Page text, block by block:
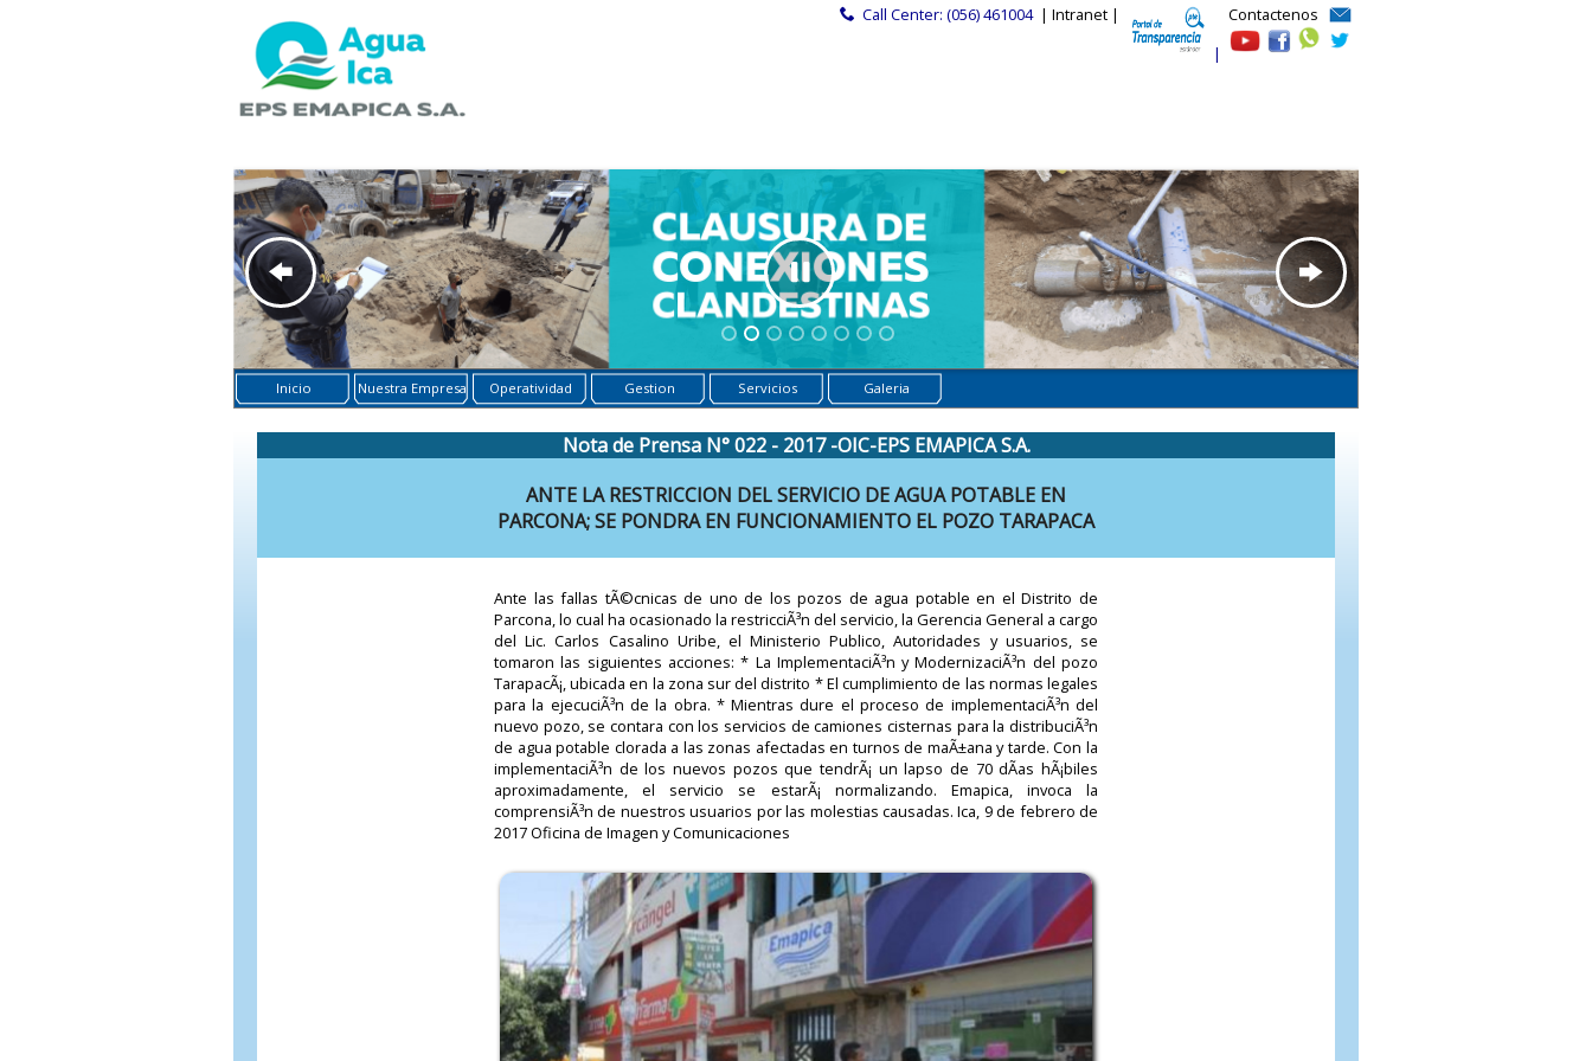
Call Center: (056) 461004 | Intranet |
|
Contactenos
Inicio Nuestra Empresa Operatividad Gestion Servicios Galeria
Nota de Prensa N° 022 - 2017 -OIC-EPS EMAPICA S.A.
ANTE LA RESTRICCION DEL SERVICIO DE AGUA POTABLE EN
PARCONA; SE PONDRA EN FUNCIONAMIENTO EL POZO TARAPACA
Ante las fallas tÃ©cnicas de uno de los pozos de agua potable en el Distrito de
Parcona, lo cual ha ocasionado la restricciÃ³n del servicio, la Gerencia General a cargo
del Lic. Carlos Casalino Uribe, el Ministerio Publico, Autoridades y usuarios, se
tomaron las siguientes acciones: * La ImplementaciÃ³n y ModernizaciÃ³n del pozo
TarapacÃ¡, ubicada en la zona sur del distrito * El cumplimiento de las normas legales
para la ejecuciÃ³n de la obra. * Mientras dure el proceso de implementaciÃ³n del
nuevo pozo, se contara con los servicios de camiones cisternas para la distribuciÃ³n
de agua potable clorada a las zonas afectadas en turnos de maÃ±ana y tarde. Con la
implementaciÃ³n de los nuevos pozos que tendrÃ¡ un lapso de 70 dÃ­as hÃ¡biles
aproximadamente, el servicio se estarÃ¡ normalizando. Emapica, invoca la
comprensiÃ³n de nuestros usuarios por las molestias causadas. Ica, 9 de febrero de
2017 Oficina de Imagen y Comunicaciones